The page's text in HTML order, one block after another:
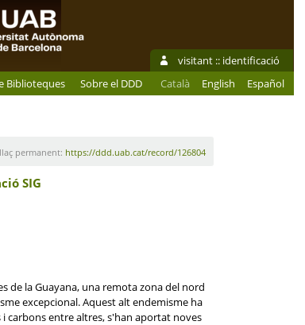
visitant :: identificació
Biblioteques Sobre el DDD Català English Español
permanent: https://ddd.uab.cat/record/126804
SIG
de la Guayana, una remota zona del nord
excepcional. Aquest alt endemisme ha
carbons entre altres, s'han aportat noves